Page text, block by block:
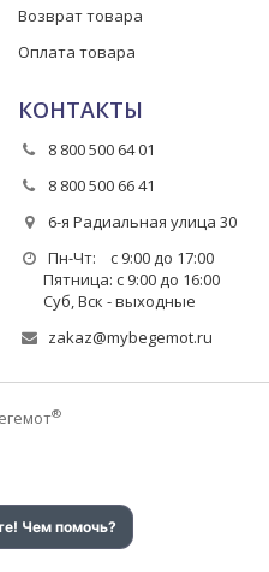
Возврат товара
Оплата товара
КОНТАКТЫ
8 800 500 64 01
8 800 500 66 41
6-я Радиальная улица 30
Пн-Чт: с 9:00 до 17:00
Пятница: с 9:00 до 16:00
Суб, Вск - выходные
zakaz@mybegemot.ru
®